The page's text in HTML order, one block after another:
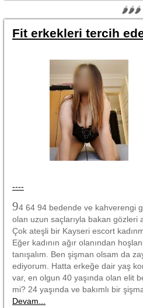
🌶🌶🌶
Fit erkekleri tercih
----
94 64 94 bedende ve kahverengi
olan uzun saçlarıyla bakan gözleri
Çok ateşli bir Kayseri escort
Eğer kadının ağır olanından
tanışalım. Ben şişman olsam da
ediyorum. Hatta erkeğe dair yaş
var, en olgun 40 yaşında olan elit
mi? 24 yaşında ve bakımlı bir
Devam...